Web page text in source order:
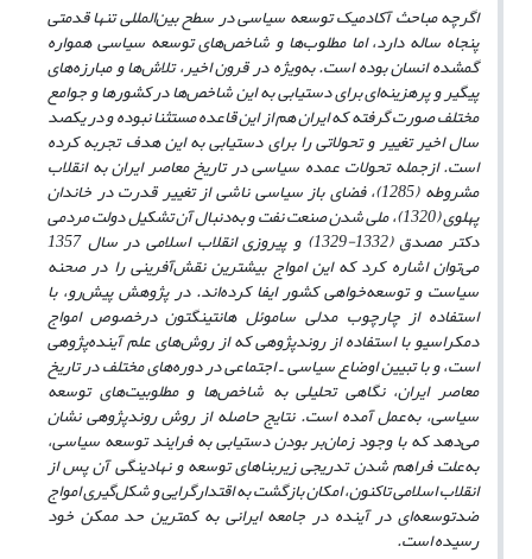
اگرچه مباحث آکادمیک توسعه سیاسی در سطح بین‌المللی تنها قدمتی
پنجاه ساله دارد، اما مطلوب‌ها و شاخص‌های توسعه سیاسی همواره
گمشده انسان بوده است. به‌ویژه در قرون اخیر، تلاش‌ها و مبارزه‌های
پیگیر و پرهزینه‌ای برای دستیابی به این شاخص‌ها در کشورها و جوامع
مختلف صورت گرفته که ایران هم از این قاعده مستثنا نبوده و در یکصد
سال اخیر تغییر و تحولاتی را برای دستیابی به این هدف تجربه کرده
است. ازجمله تحولات عمده سیاسی در تاریخ معاصر ایران به انقلاب
مشروطه (1285)، فضای باز سیاسی ناشی از تغییر قدرت در خاندان
پهلوی (1320)، ملی شدن صنعت نفت و به‌دنبال آن تشکیل دولت مردمی
دکتر مصدق (1332-1329) و پیروزی انقلاب اسلامی در سال 1357
می‌توان اشاره کرد که این امواج بیشترین نقش‌آفرینی را در صحنه
سیاست و توسعه‌‌خواهی کشور ایفا کرده‌اند. در پژوهش پیش‌رو، با
استفاده از چارچوب مدلی ساموئل هانتینگتون درخصوص امواج
دمکراسیو با استفاده از روندپژوهی که از روش‌های علم آینده‌پژوهی
است، و با تبیین اوضاع سیاسی ـ اجتماعی در دوره‌های مختلف در تاریخ
معاصر ایران، نگاهی تحلیلی به شاخص‌ها و مطلوبیت‌های توسعه
سیاسی، به‌عمل آمده است. نتایج حاصله از روش روندپژوهی نشان
می‌دهد که با وجود زمان‌بر بودن دستیابی به فرایند توسعه سیاسی،
به‌علت فراهم شدن تدریجی زیربناهای توسعه و نهادینگی آن پس از
انقلاب اسلامی تاکنون، امکان بازگشت به اقتدارگرایی و شکل‌گیری امواج
ضد‌توسعه‌ای در آینده در جامعه ایرانی به کمترین حد ممکن خود
رسیده است.